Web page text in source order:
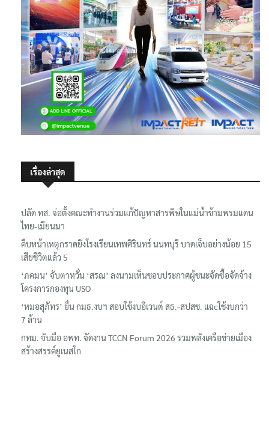
เรื่องล่าสุด
ปลัด ทส. จ่อตั้งคณะทำงานร่วมแก้ปัญหาสารพิษในแม่น้ำข้ามพรมแดน
ไทย-เมียนมา
คืบหน้าเหตุกราดยิงโรงเรียนเทพศิรินทร์ นนทบุรี บาดเจ็บอย่างน้อย 15
เสียชีวิตแล้ว 5
‘ภคมน’ จับตาหวั่น ‘สรณ’ ลงนามเห็นชอบประกาศผู้ชนะจัดซื้อจัดจ้าง
โครงการกองทุน USO
‘หมอสุภัทร’ ยื่น กมธ.งบฯ สอบใช้งบอีเวนต์ สธ.-สปสช. แฉcใช้งบกว่า
7 ล้าน
กทม. จับมือ อพท. จัดงาน TCCN Forum 2026 รวมพลังเครือข่ายเมือง
สร้างสรรค์ยูเนสโก